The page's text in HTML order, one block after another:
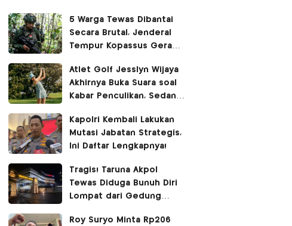
5 Warga Tewas Dibantai
Secara Brutal, Jenderal
Tempur Kopassus Geram
Atlet Golf Jesslyn Wijaya
Akhirnya Buka Suara soal
Kabar Penculikan, Sedang
Kapolri Kembali Lakukan
Mutasi Jabatan Strategis,
Ini Daftar Lengkapnya!
Tragis! Taruna Akpol
Tewas Diduga Bunuh Diri
Lompat dari Gedung
Roy Suryo Minta Rp206